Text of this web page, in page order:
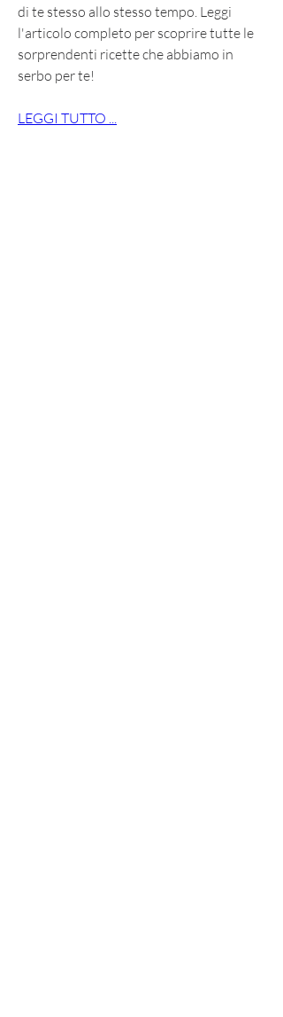
di te stesso allo stesso tempo. Leggi
l'articolo completo per scoprire tutte le
sorprendenti ricette che abbiamo in
serbo per te!
LEGGI TUTTO ...